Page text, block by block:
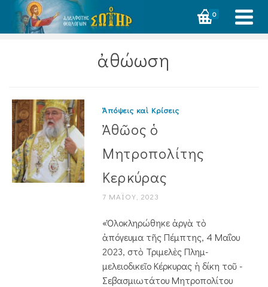
0
ἀθώωση
Ἀπόψεις καὶ Κρίσεις
Ἀθῶος ὁ
Μητροπολίτης
Κερκύρας
7 ΜΑΪ́ΟΥ, 2023
«Ὁλοκληρώθηκε ἀργὰ τὸ
ἀπόγευμα τῆς Πέμπτης, 4 Μαΐου
2023, στὸ Τριμελὲς Πλημ­
μελειοδικεῖο Κέρκυρας ἡ δίκη τοῦ ­
Σεβασμιωτάτου Μητροπολίτου